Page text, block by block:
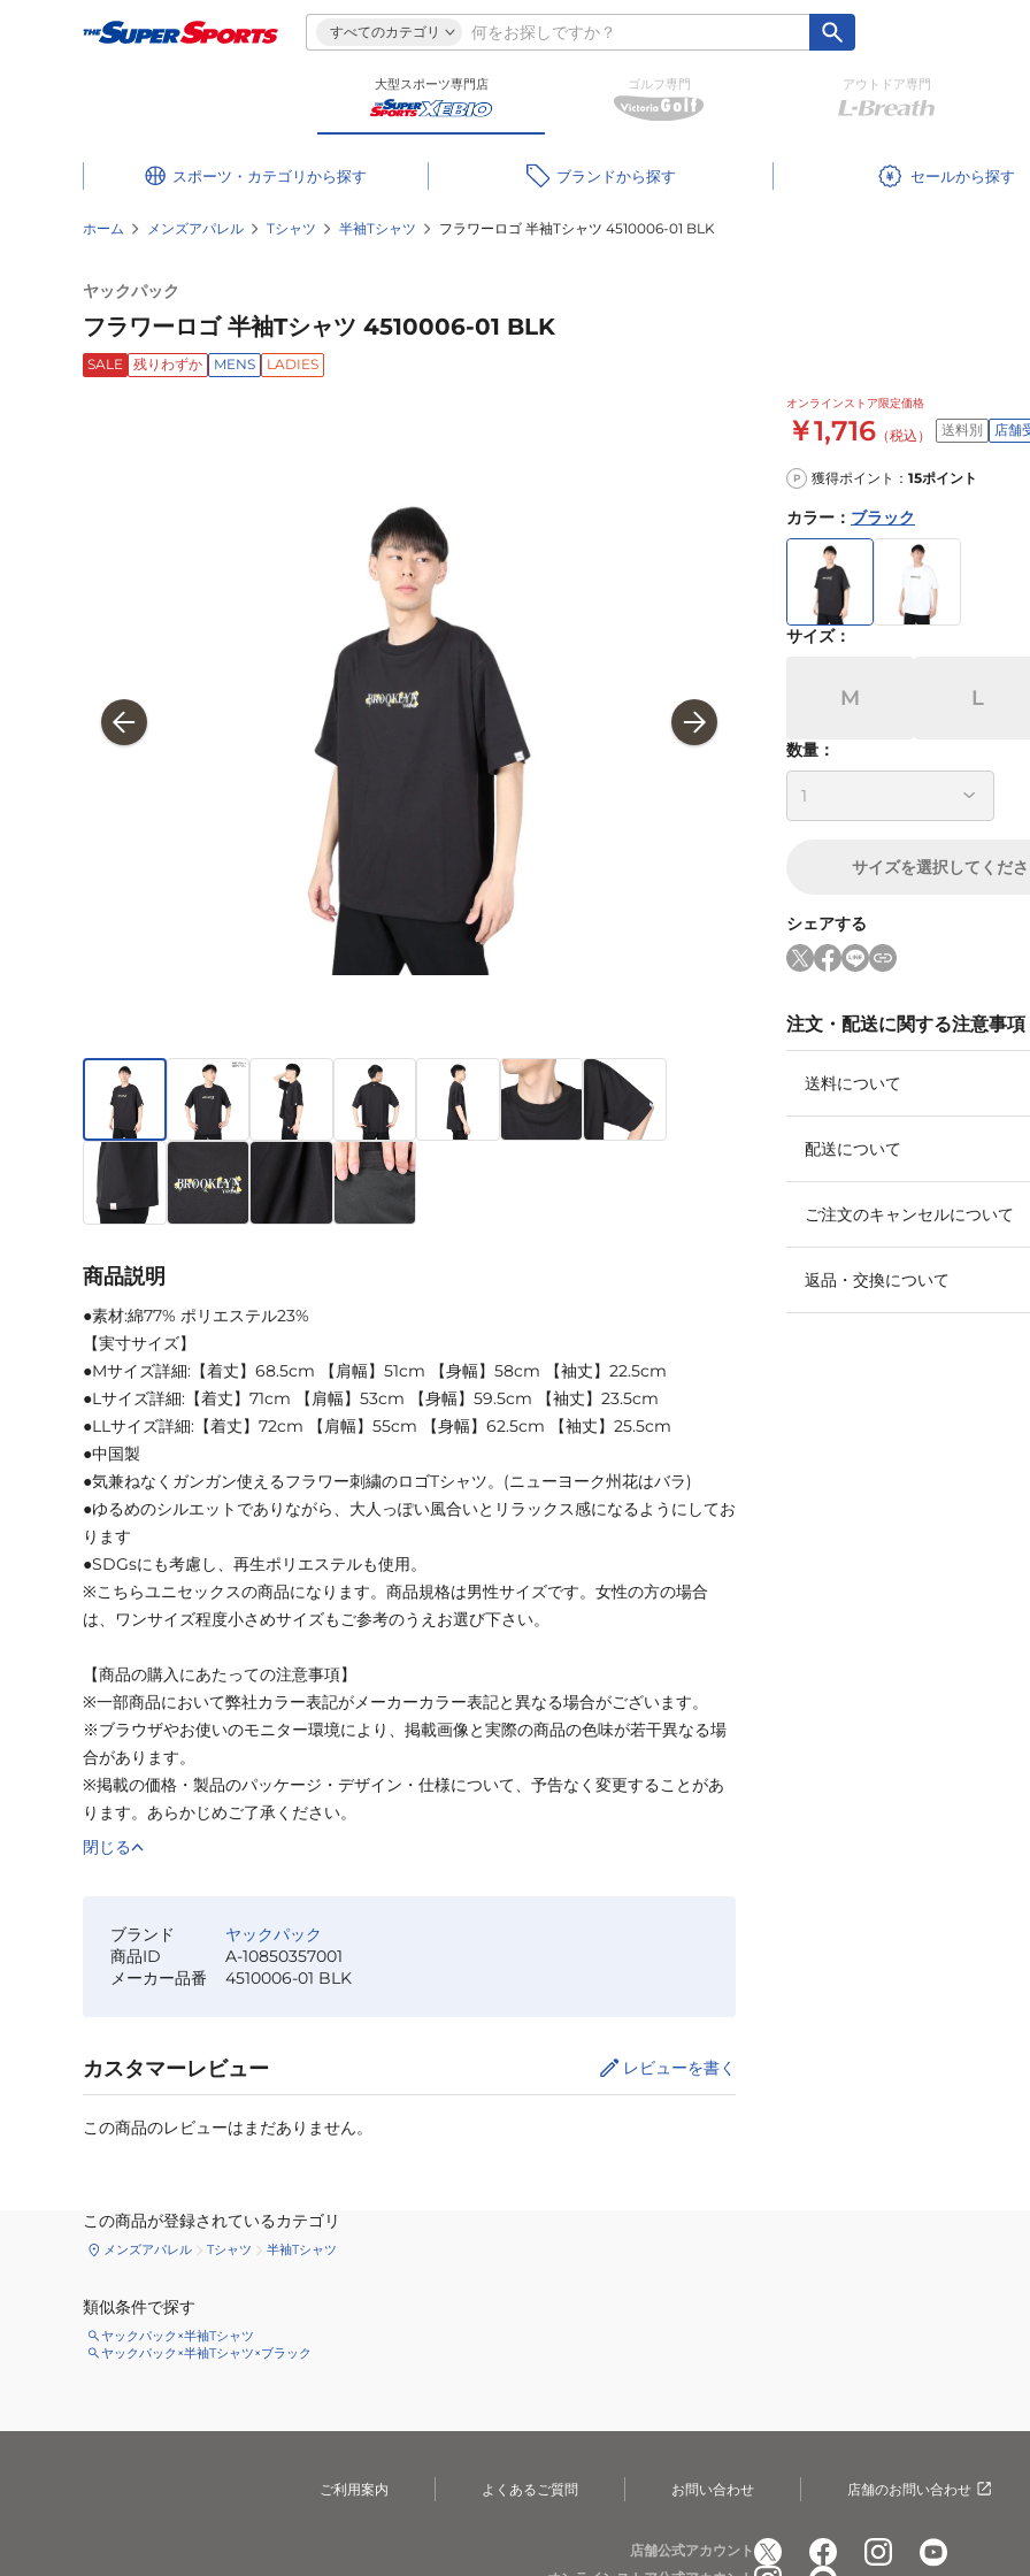
すべてのカテゴリ
大型スポーツ専門店 ゴルフ専門 アウトドア専門
スポーツ・カテゴリ ブランド セール
ホーム メンズアパレル Tシャツ 半袖Tシャツ フラワーロゴ 半袖Tシャツ 4510006-01 BLK
ヤックパック
フラワーロゴ 半袖Tシャツ 4510006-01 BLK
SALE 残りわずか MENS LADIES
オンラインストア限定価格
￥1,716 （税込） 送料別 店舗
P 獲得ポイント： 15ポイント
カラー ： ブラック
サイズ：
M L
数量：
サイズを選択してくだ
シェアする
注文・配送に関する注意事項
送料について
配送について
ご注文のキャンセルについて
返品・交換について
商品説明
●素材:綿77% ポリエステル23%
【実寸サイズ】
●Mサイズ詳細:【着丈】68.5cm 【肩幅】51cm 【身幅】58cm 【袖丈】22.5cm
●Lサイズ詳細:【着丈】71cm 【肩幅】53cm 【身幅】59.5cm 【袖丈】23.5cm
●LLサイズ詳細:【着丈】72cm 【肩幅】55cm 【身幅】62.5cm 【袖丈】25.5cm
●中国製
●気兼ねなくガンガン使えるフラワー刺繍のロゴTシャツ。(ニューヨーク州花はバラ)
●ゆるめのシルエットでありながら、大人っぽい風合いとリラックス感になるようにしてお
ります
●SDGsにも考慮し、再生ポリエステルも使用。
※こちらユニセックスの商品になります。商品規格は男性サイズです。女性の方の場合
は、ワンサイズ程度小さめサイズもご参考のうえお選び下さい。
【商品の購入にあたっての注意事項】
※一部商品において弊社カラー表記がメーカーカラー表記と異なる場合がございます。
※ブラウザやお使いのモニター環境により、掲載画像と実際の商品の色味が若干異なる場
合があります。
※掲載の価格・製品のパッケージ・デザイン・仕様について、予告なく変更することがあ
ります。あらかじめご了承ください。
閉じる
ブランド
ヤックパック
商品ID
A-10850357001
メーカー品番
4510006-01 BLK
カスタマーレビュー レビューを書く
この商品のレビューはまだありません。
この商品が登録されているカテゴリ
メンズアパレル Tシャツ 半袖Tシャツ
類似条件で探す
ヤックパック×半袖Tシャツ
ヤックパック×半袖Tシャツ×ブラック
ご利用案内 よくあるご質問 お問い合わせ 店舗のお問い合わせ
店舗公式アカウント